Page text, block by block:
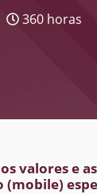
360 horas
valores e
(mobile)